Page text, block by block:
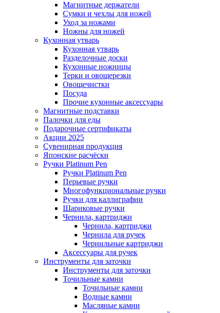
Магнитные держатели
Сумки и чехлы для ножей
Уход за ножами
Ножны для ножей
Кухонная утварь
Кухонная утварь
Разделочные доски
Кухонные ножницы
Терки и овощерезки
Овощечистки
Посуда
Прочие кухонные аксессуары
Магнитные подставки
Палочки для еды
Подарочные сертификаты
Акции 2025
Сувенирная продукция
Японские расчёски
Ручки Platinum Pen
Ручки Platinum Pen
Перьевые ручки
Многофункциональные ручки
Ручки для каллиграфии
Шариковые ручки
Чернила, картриджи
Чернила, картриджи
Чернила для ручек
Чернильные картриджи
Аксессуары для ручек
Инструменты для заточки
Инструменты для заточки
Точильные камни
Точильные камни
Водные камни
Масляные камни